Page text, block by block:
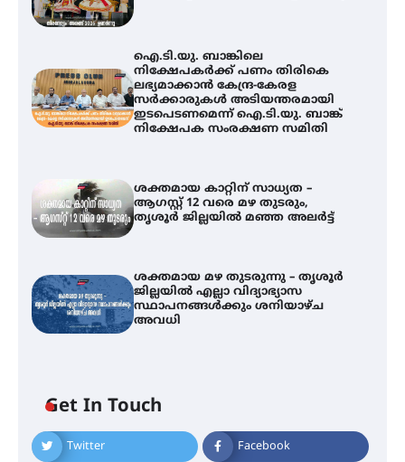
ഐ.ടി.യു. ബാങ്കിലെ
നിക്ഷേപകർക്ക് പണം തിരികെ
ലഭ്യമാക്കാൻ കേന്ദ്ര-കേരള
സർക്കാരുകൾ അടിയന്തരമായി
ഇടപെടണമെന്ന് ഐ.ടി.യു. ബാങ്ക്
നിക്ഷേപക സംരക്ഷണ സമിതി
ശക്തമായ കാറ്റിന് സാധ്യത –
ആഗസ്റ്റ് 12 വരെ മഴ തുടരും,
തൃശൂർ ജില്ലയിൽ മഞ്ഞ അലർട്ട്
ശക്തമായ മഴ തുടരുന്നു – തൃശൂർ
ജില്ലയിൽ എല്ലാ വിദ്യാഭ്യാസ
സ്ഥാപനങ്ങൾക്കും ശനിയാഴ്ച
അവധി
Get In Touch
Twitter Facebook
ഐ.ടി.യു. ബാങ്കിലെ
നിക്ഷേപകർക്ക് പണം തിരികെ
ആഗസ്റ്റ് 12 വരെ മഴ തുടരും,
തൃശൂർ ജില്ലയിൽ മഞ്ഞ അലർട്ട്